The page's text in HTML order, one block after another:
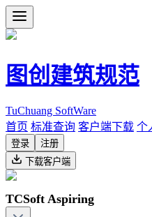
图创建筑规范
TuChuang SoftWare
首页 标准查询 客户端下载 个
登录
注册
下载客户端
TCSoft Aspiring